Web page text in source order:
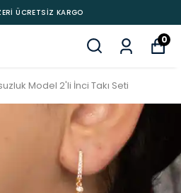
ÜCRETSİZ KARGO
0
Model 2'li İnci Takı Seti